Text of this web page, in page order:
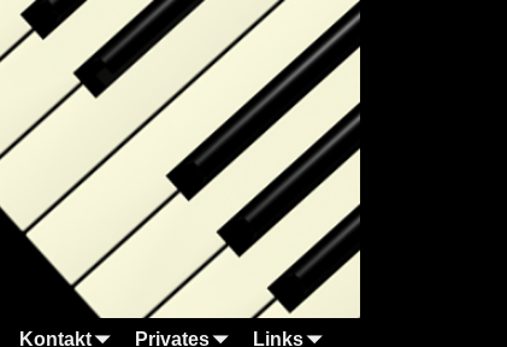
Kontakt Privates Links